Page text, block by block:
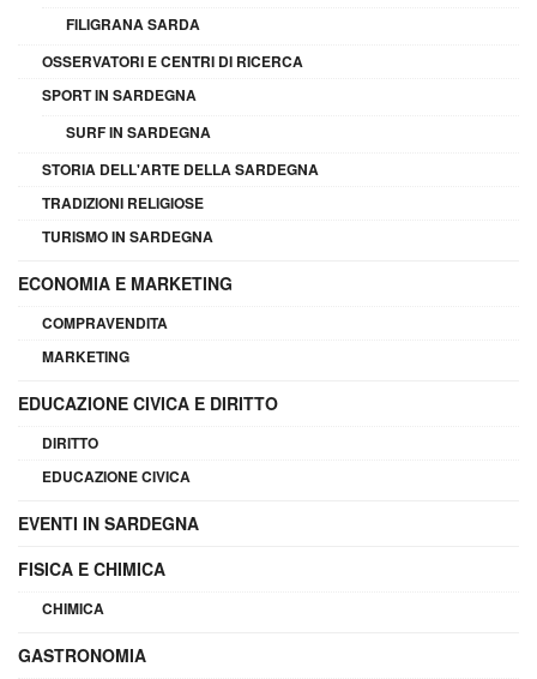
FILIGRANA SARDA
OSSERVATORI E CENTRI DI RICERCA
SPORT IN SARDEGNA
SURF IN SARDEGNA
STORIA DELL'ARTE DELLA SARDEGNA
TRADIZIONI RELIGIOSE
TURISMO IN SARDEGNA
ECONOMIA E MARKETING
COMPRAVENDITA
MARKETING
EDUCAZIONE CIVICA E DIRITTO
DIRITTO
EDUCAZIONE CIVICA
EVENTI IN SARDEGNA
FISICA E CHIMICA
CHIMICA
GASTRONOMIA